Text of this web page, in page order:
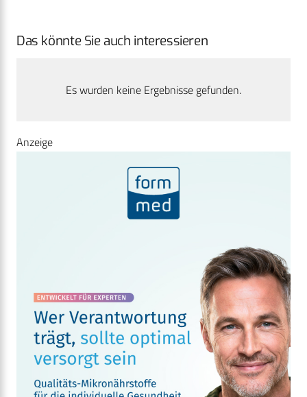
Das könnte Sie auch interessieren
Es wurden keine Ergebnisse gefunden.
Anzeige